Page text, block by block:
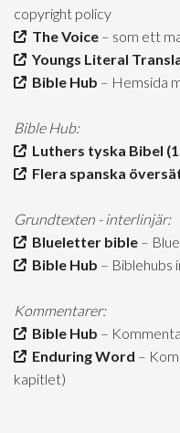
copyright policy
The Voice – som ett
Youngs Literal
Bible Hub – Hemsida
Bible Hub:
Luthers tyska Bibel
Flera spanska
Grundtexten - interlinjär:
Blueletter bible –
Bible Hub – Biblehubs
Kommentarer:
Bible Hub –
Enduring Word –
kapitlet)